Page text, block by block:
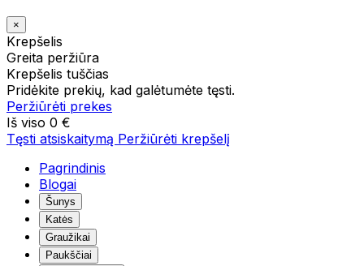
×
Krepšelis
Greita peržiūra
Krepšelis tuščias
Pridėkite prekių, kad galėtumėte tęsti.
Peržiūrėti prekes
Iš viso 0 €
Tęsti atsiskaitymą Peržiūrėti krepšelį
Pagrindinis
Blogai
Šunys
Katės
Graužikai
Paukščiai